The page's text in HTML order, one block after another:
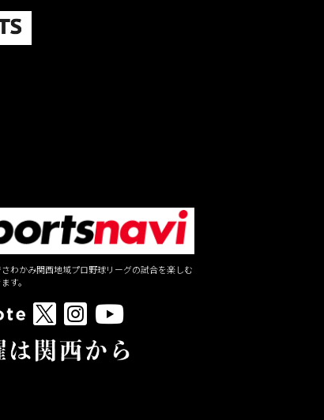
わかみ関西地域プロ野球リーグの試合を楽しむ
す。